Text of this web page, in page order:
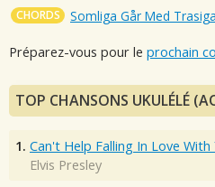
CHORDS Somliga Går Med
Préparez-vous pour le prochain
TOP CHANSONS UKULÉLÉ
1. Can't Help Falling In Love With
Elvis Presley